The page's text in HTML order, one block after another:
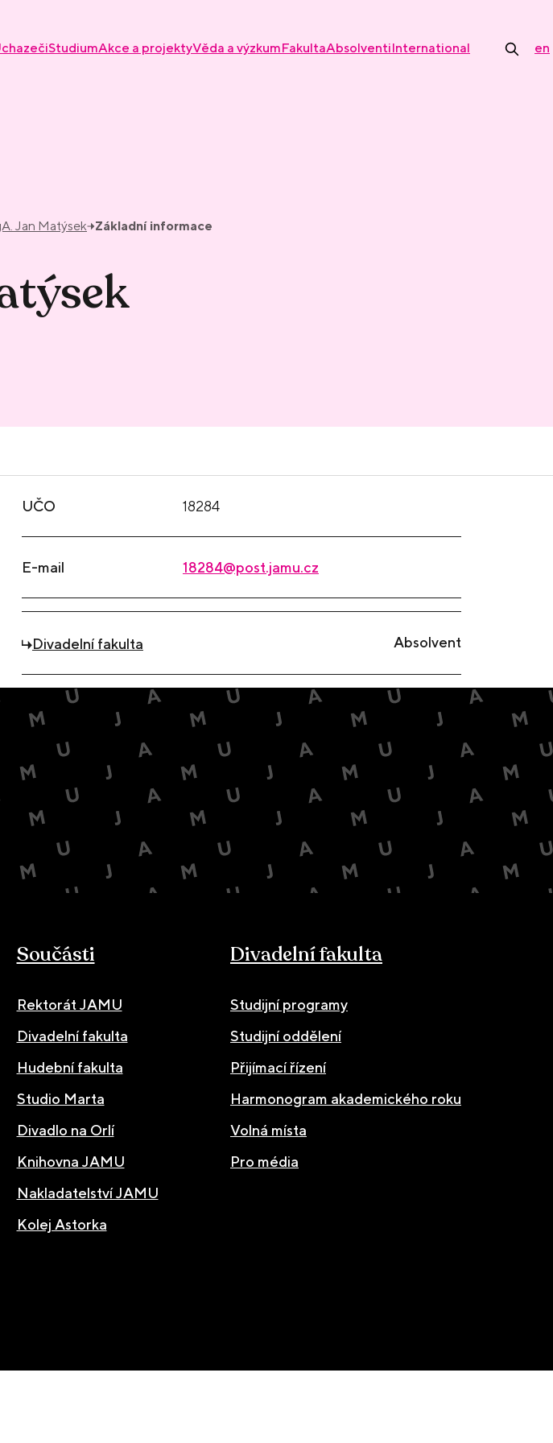
StudiumAkce a projektyVěda a výzkumFakultaAbsolventiInternational en
Jan Matýsek Základní informace
UČO 18284
E-mail 18284@post.jamu.cz
Absolvent
Divadelní fakulta
Součásti
Rektorát JAMU
Divadelní fakulta
Hudební fakulta
Studio Marta
Divadlo na Orlí
Knihovna JAMU
Nakladatelství JAMU
Kolej Astorka
Divadelní fakulta
Studijní programy
Studijní oddělení
Přijímací řízení
Harmonogram akademického roku
Volná místa
Pro média